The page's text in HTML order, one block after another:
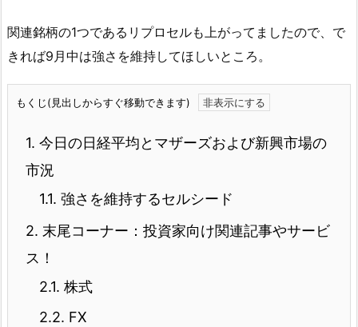
関連銘柄の1つであるリプロセルも上がってましたので、で
きれば9月中は強さを維持してほしいところ。
もくじ(見出しからすぐ移動できます)
1. 今日の日経平均とマザーズおよび新興市場の
市況
1.1. 強さを維持するセルシード
2. 末尾コーナー：投資家向け関連記事やサービ
ス！
2.1. 株式
2.2. FX